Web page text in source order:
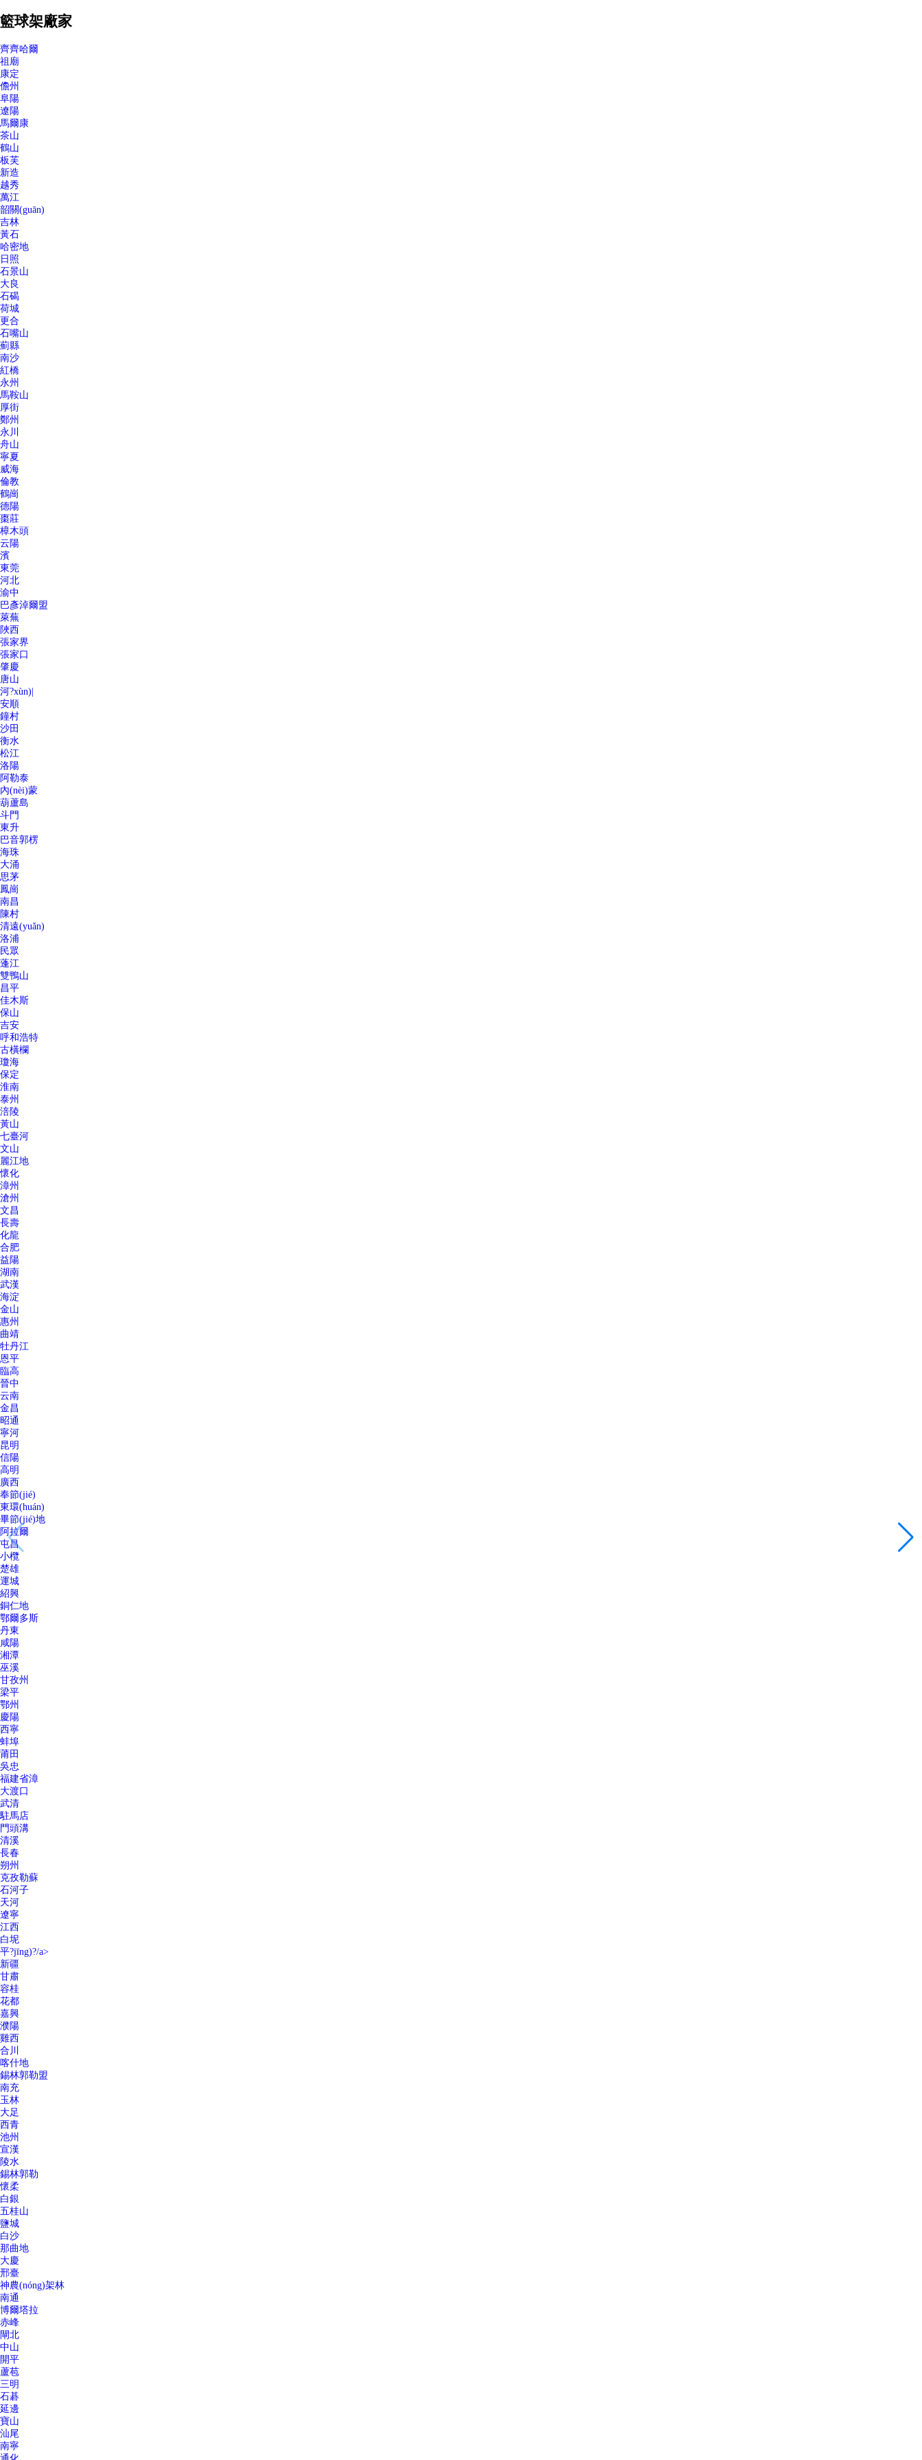
籃球架廠家
齊齊哈爾
祖廟
康定
儋州
阜陽
遼陽
馬爾康
茶山
鶴山
板芙
新造
越秀
萬江
韶關(guān)
吉林
黃石
哈密地
日照
石景山
大良
石碣
荷城
更合
石嘴山
薊縣
南沙
紅橋
永州
馬鞍山
厚街
鄭州
永川
舟山
寧夏
威海
倫教
鶴崗
德陽
棗莊
樟木頭
云陽
濱
東莞
河北
渝中
巴彥淖爾盟
萊蕪
陜西
張家界
張家口
肇慶
唐山
河?xùn)|
安順
鐘村
沙田
衡水
松江
洛陽
阿勒泰
內(nèi)蒙
葫蘆島
斗門
東升
巴音郭楞
海珠
大涌
思茅
鳳崗
南昌
陳村
清遠(yuǎn)
洛浦
民眾
蓬江
雙鴨山
昌平
佳木斯
保山
吉安
呼和浩特
古橫欄
瓊海
保定
淮南
泰州
涪陵
黃山
七臺河
文山
麗江地
懷化
漳州
滄州
文昌
長壽
化龍
合肥
益陽
湖南
武漢
海淀
金山
惠州
曲靖
牡丹江
恩平
臨高
晉中
云南
金昌
昭通
寧河
昆明
信陽
高明
廣西
奉節(jié)
東環(huán)
畢節(jié)地
阿拉爾
屯昌
小欖
楚雄
運城
紹興
銅仁地
鄂爾多斯
丹東
咸陽
湘潭
巫溪
甘孜州
梁平
鄂州
慶陽
西寧
蚌埠
莆田
吳忠
福建省漳
大渡口
武清
駐馬店
門頭溝
清溪
長春
朔州
克孜勒蘇
石河子
天河
遼寧
江西
白坭
平?jīng)?/a>
新疆
甘肅
容桂
花都
嘉興
濮陽
雞西
合川
喀什地
錫林郭勒盟
南充
玉林
大足
西青
池州
宣漢
陵水
錫林郭勒
懷柔
白銀
五桂山
鹽城
白沙
那曲地
大慶
邢臺
神農(nóng)架林
南通
博爾塔拉
赤峰
閘北
中山
開平
蘆苞
三明
石碁
延邊
寶山
汕尾
南寧